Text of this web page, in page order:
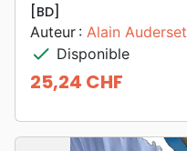
[BD]
Auteur : Alain Auderset
check Disponible
Prix
25,24 CHF